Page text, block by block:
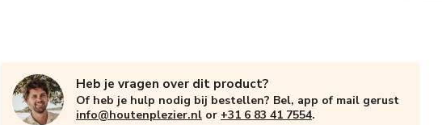
Heb je vragen over dit product?
Of heb je hulp nodig bij bestellen? Bel, app of mail gerust
info@houtenplezier.nl or +31 6 83 41 7554.